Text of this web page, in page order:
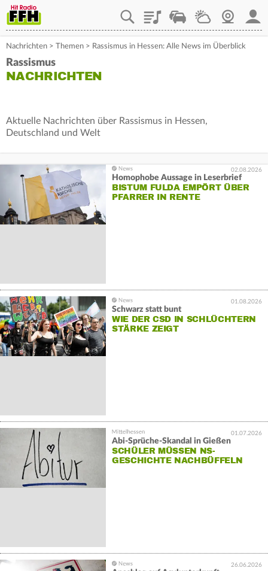
PlaylistStaupilotWetterWebcam
Nachrichten > Themen > Rassismus in Hessen: Alle News im Überblick
Rassismus
NACHRICHTEN
Aktuelle Nachrichten über Rassismus in Hessen,
Deutschland und Welt
02.08.2026
Homophobe Aussage in Leserbrief
BISTUM FULDA EMPÖRT ÜBER
PFARRER IN RENTE
01.08.2026
Schwarz statt bunt
WIE DER CSD IN SCHLÜCHTERN
STÄRKE ZEIGT
01.07.2026
Abi-Sprüche-Skandal in Gießen
SCHÜLER MÜSSEN NS-
GESCHICHTE NACHBÜFFELN
26.06.2026